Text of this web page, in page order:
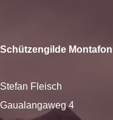
Schützengilde Montafon
Stefan Fleisch
Gaualangaweg 4